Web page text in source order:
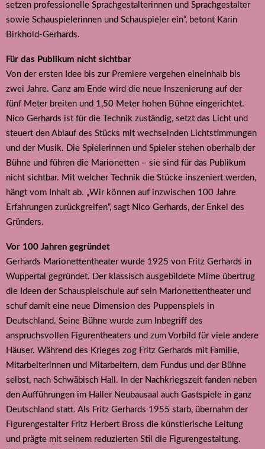
setzen professionelle Sprachgestalterinnen und Sprachgestalter
sowie Schauspielerinnen und Schauspieler ein“, betont Karin
Birkhold-Gerhards.
Für das Publikum nicht sichtbar
Von der ersten Idee bis zur Premiere vergehen eineinhalb bis
zwei Jahre. Ganz am Ende wird die neue Inszenierung auf der
fünf Meter breiten und 1,50 Meter hohen Bühne eingerichtet.
Nico Gerhards ist für die Technik zuständig, setzt das Licht und
steuert den Ablauf des Stücks mit wechselnden Lichtstimmungen
und der Musik. Die Spielerinnen und Spieler stehen oberhalb der
Bühne und führen die Marionetten – sie sind für das Publikum
nicht sichtbar. Mit welcher Technik die Stücke inszeniert werden,
hängt vom Inhalt ab. „Wir können auf inzwischen 100 Jahre
Erfahrungen zurückgreifen“, sagt Nico Gerhards, der Enkel des
Gründers.
Vor 100 Jahren gegründet
Gerhards Marionettentheater wurde 1925 von Fritz Gerhards in
Wuppertal gegründet. Der klassisch ausgebildete Mime übertrug
die Ideen der Schauspielschule auf sein Marionettentheater und
schuf damit eine neue Dimension des Puppenspiels in
Deutschland. Seine Bühne wurde zum Inbegriff des
anspruchsvollen Figurentheaters und zum Vorbild für viele andere
Häuser. Während des Krieges zog Fritz Gerhards mit Familie,
Mitarbeiterinnen und Mitarbeitern, dem Fundus und der Bühne
selbst, nach Schwäbisch Hall. In der Nachkriegszeit fanden neben
den Aufführungen im Haller Neubausaal auch Gastspiele in ganz
Deutschland statt. Als Fritz Gerhards 1955 starb, übernahm der
Figurengestalter Fritz Herbert Bross die künstlerische Leitung
und prägte mit seinem reduzierten Stil die Figurengestaltung.